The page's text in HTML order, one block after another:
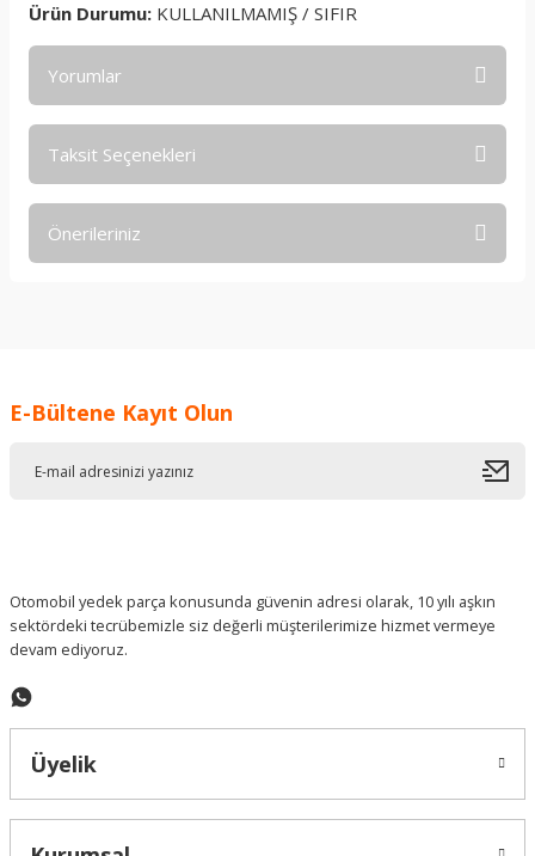
Ürün Durumu: KULLANILMAMIŞ / SIFIR
Yorumlar
Taksit Seçenekleri
Önerileriniz
Ürün resmi kalitesiz, bozuk veya görüntülenemiyor.
E-Bültene Kayıt Olun
Otomobil yedek parça konusunda güvenin adresi olarak, 10 yılı aşkın
sektördeki tecrübemizle siz değerli müşterilerimize hizmet vermeye
devam ediyoruz.
Üyelik